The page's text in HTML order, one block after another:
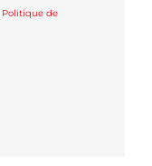
Politique de